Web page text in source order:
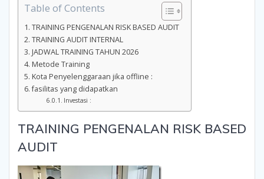
Table of Contents
TRAINING PENGENALAN RISK BASED AUDIT
TRAINING AUDIT INTERNAL
JADWAL TRAINING TAHUN 2026
Metode Training
Kota Penyelenggaraan jika offline :
fasilitas yang didapatkan
Investasi :
TRAINING PENGENALAN RISK BASED
AUDIT